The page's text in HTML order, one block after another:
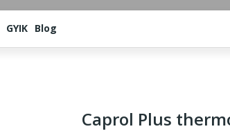
GYIK Blog
Caprol Plus